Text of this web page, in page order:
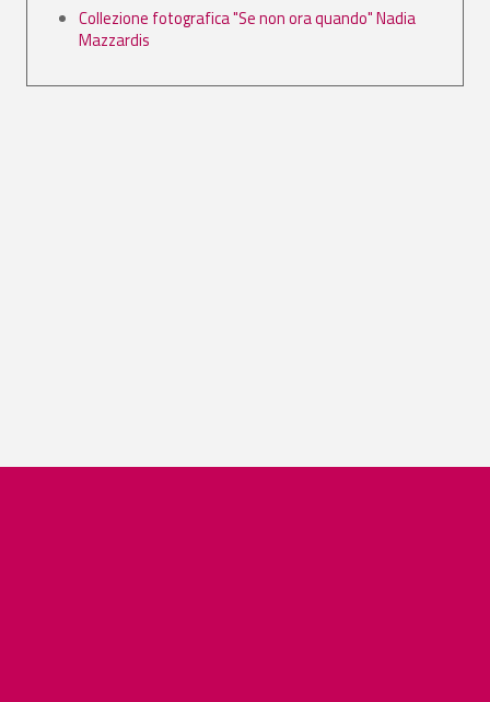
Collezione fotografica "Se non ora quando" Nadia
Mazzardis